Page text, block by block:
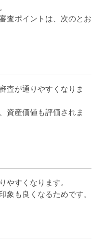
査ポイントは、次のとお
査が通りやすくなりま
資産価値も評価されま
やすくなります。
象も良くなるためです。